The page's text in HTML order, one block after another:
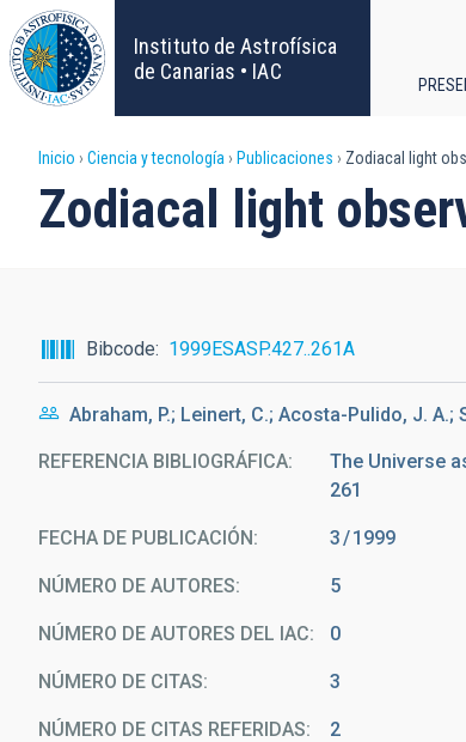
Pasar
al
contenido
principal
Instituto de Astrofísica
de Canarias • IAC
Sobrescribir
enlaces
ayuda
a
la
Inicio Ciencia y tecnología Publicaciones Zodiacal light
Zodiacal light
Bibcode 1999ESASP.427..261A
Abraham, P.; Leinert, C.; Acosta-Pulido, J. A.;
REFERENCIA BIBLIOGRÁFICA
The Universe
261
FECHA DE PUBLICACIÓN: 3 1999
NÚMERO DE AUTORES 5
NÚMERO DE AUTORES DEL IAC 0
NÚMERO DE CITAS 3
NÚMERO DE CITAS REFERIDAS 2